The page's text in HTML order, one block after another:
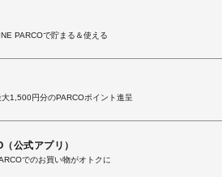
PARCOで貯まる＆使える
1,500円分のPARCOポイント進呈
公式アプリ）
でのお買い物がオトクに